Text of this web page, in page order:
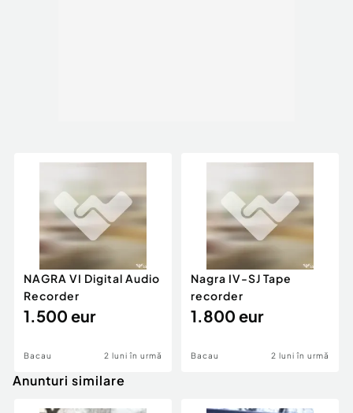
NAGRA VI Digital Audio
Recorder
1.500 eur
Bacau 2 luni în urmă
Nagra IV-SJ Tape
recorder
1.800 eur
Bacau 2 luni în urmă
Anunturi similare